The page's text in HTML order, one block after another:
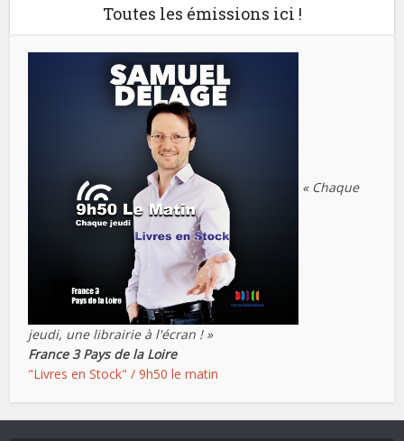
Toutes les émissions ici !
« Chaque
jeudi, une librairie à l'écran ! »
France 3 Pays de la Loire
"Livres en Stock" / 9h50 le matin